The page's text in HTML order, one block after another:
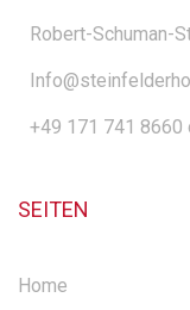
Robert-Schuman-
+49 171 741 8660
SEITEN
Home